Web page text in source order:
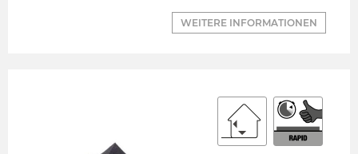
WEITERE INFORMATIONEN